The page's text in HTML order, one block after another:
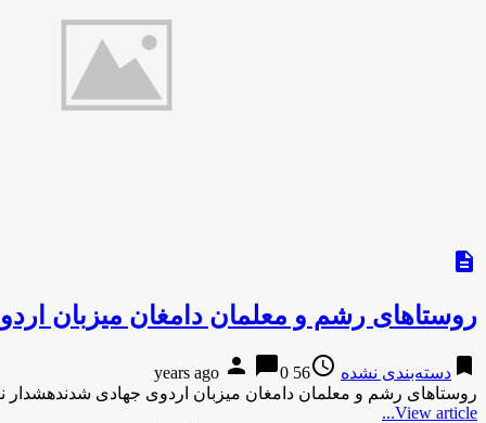
description
روستاهای رشم و معلمان دامغان میزبان
bookmark دسته‌بندی نشده access_time
56 years ago
person chat_bubble0
روستاهای رشم و معلمان دامغان میزبان اردوی جهادی
View article...